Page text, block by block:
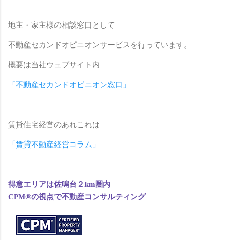
地主・家主様の相談窓口として
不動産セカンドオピニオンサービスを行っています。
概要は当社ウェブサイト内
「不動産セカンドオピニオン窓口」
賃貸住宅経営のあれこれは
「賃貸不動産経営コラム」
得意エリアは佐鳴台２km圏内
CPM®の視点で不動産コンサルティング